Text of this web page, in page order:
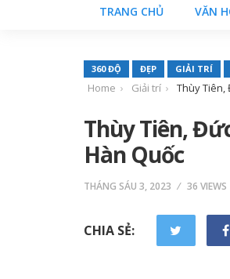
TRANG CHỦ VĂN
360 ĐỘ ĐẸP GIẢI TRÍ
Home Giải trí Thùy
Thùy Tiên,
Hàn Quốc
THÁNG SÁU 3, 2023 36 VIEWS
CHIA SẺ: